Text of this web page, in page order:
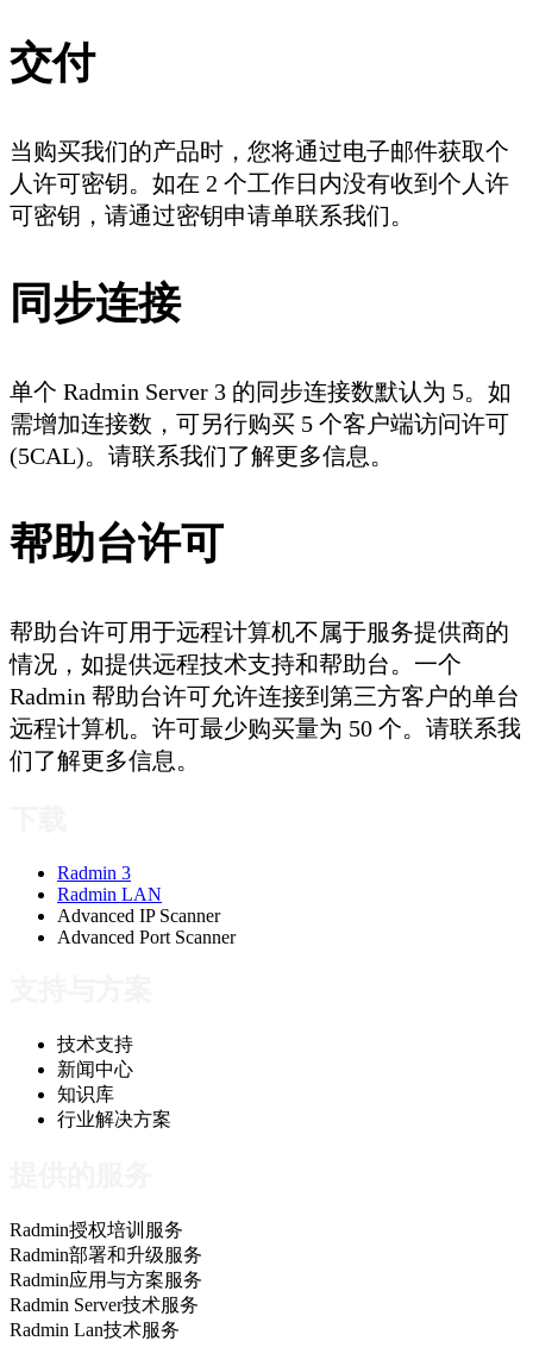
交付
当购买我们的产品时，您将通过电子邮件获取个
人许可密钥。如在 2 个工作日内没有收到个人许
可密钥，请通过密钥申请单联系我们。
同步连接
单个 Radmin Server 3 的同步连接数默认为 5。如
需增加连接数，可另行购买 5 个客户端访问许可
(5CAL)。请联系我们了解更多信息。
帮助台许可
帮助台许可用于远程计算机不属于服务提供商的
情况，如提供远程技术支持和帮助台。一个
Radmin 帮助台许可允许连接到第三方客户的单台
远程计算机。许可最少购买量为 50 个。请联系我
们了解更多信息。
Radmin 3
Radmin LAN
Advanced IP Scanner
Advanced Port Scanner
技术支持
新闻中心
知识库
行业解决方案
Radmin授权培训服务
Radmin部署和升级服务
Radmin应用与方案服务
Radmin Server技术服务
Radmin Lan技术服务